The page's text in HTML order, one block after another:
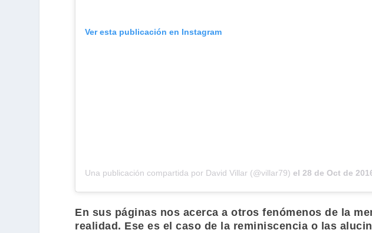
Ver esta publicación en Instagram
Una publicación compartida por David Villar (@villar79) el 28 de Oct de 2016 a las 10:28
En sus páginas nos acerca a otros fenómenos de la
realidad. Ese es el caso de la reminiscencia o las